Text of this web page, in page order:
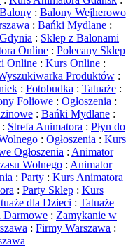
Balony: Balony Wejherowo
: Bańki Mydlane:
Gdynia : Sklep z Balonami
Online: Polecany Sklep
Online : Kurs Online :
Produktów:
: Fotobudka: Tatuaże:
Foliowe: Ogłoszenia:
: Bańki Mydlane:
: Strefa Animatora : Płyn do
: Ogłoszenia : Kurs
Ogłoszenia : Animator
Wolnego : Animator
: Party : Kurs Animatora
: Party Sklep: Kurs
dla Dzieci : Tatuaże
Darmowe : Zamykanie w
: Firmy Warszawa :